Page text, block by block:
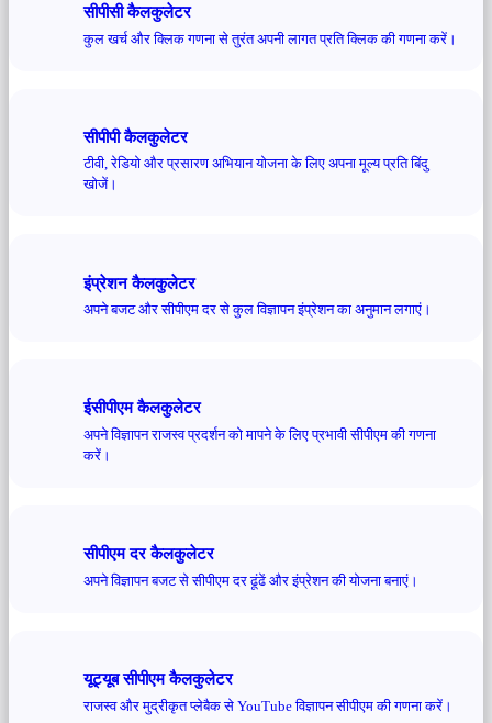
सीपीसी कैलकुलेटर
कुल खर्च और क्लिक गणना से तुरंत अपनी लागत प्रति क्लिक की गणना करें।
सीपीपी कैलकुलेटर
टीवी, रेडियो और प्रसारण अभियान योजना के लिए अपना मूल्य प्रति बिंदु
खोजें।
इंप्रेशन कैलकुलेटर
अपने बजट और सीपीएम दर से कुल विज्ञापन इंप्रेशन का अनुमान लगाएं।
ईसीपीएम कैलकुलेटर
अपने विज्ञापन राजस्व प्रदर्शन को मापने के लिए प्रभावी सीपीएम की गणना
करें।
सीपीएम दर कैलकुलेटर
अपने विज्ञापन बजट से सीपीएम दर ढूंढें और इंप्रेशन की योजना बनाएं।
यूट्यूब सीपीएम कैलकुलेटर
राजस्व और मुद्रीकृत प्लेबैक से YouTube विज्ञापन सीपीएम की गणना करें।